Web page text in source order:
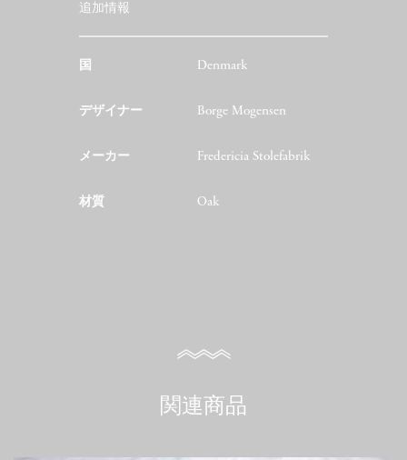
追加情報
国 Denmark
デザイナー Borge Mogensen
メーカー Fredericia Stolefabrik
材質 Oak
関連商品